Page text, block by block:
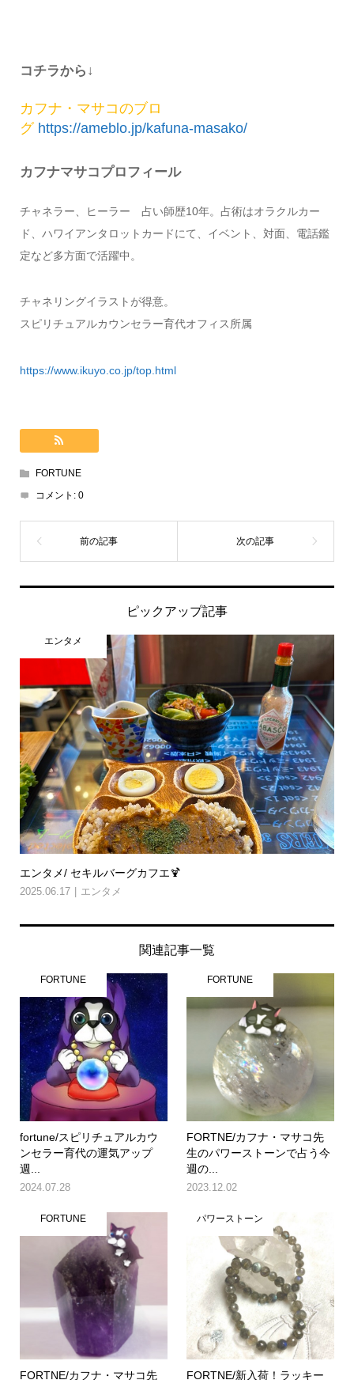
コチラから↓
カフナ・マサコのブロ
グ https://ameblo.jp/kafuna-masako/
カフナマサコプロフィール
チャネラー、ヒーラー 占い師歴10年。占術はオラクルカー
ド、ハワイアンタロットカードにて、イベント、対面、電話鑑
定など多方面で活躍中。
チャネリングイラストが得意。
スピリチュアルカウンセラー育代オフィス所属
https://www.ikuyo.co.jp/top.html
FORTUNE
コメント: 0
ピックアップ記事
エンタメ
エンタメ/ セキルバーグカフエ🍹
2025.06.17 エンタメ
関連記事一覧
FORTUNE
fortune/スピリチュアルカウ
ンセラー育代の運気アップ
週...
2024.07.28
FORTUNE
FORTNE/カフナ・マサコ先
生のパワーストーンで占う今
週の...
2023.12.02
FORTUNE
FORTNE/カフナ・マサコ先
パワーストーン
FORTNE/新入荷！ラッキー